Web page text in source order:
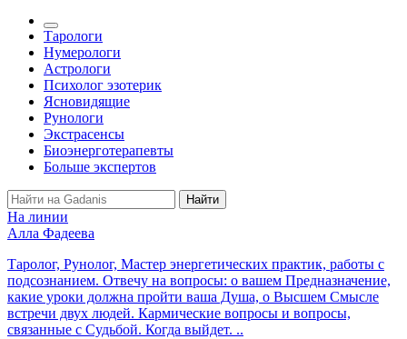
Тарологи
Нумерологи
Астрологи
Психолог эзотерик
Ясновидящие
Рунологи
Экстрасенсы
Биоэнерготерапевты
Больше экспертов
На линии
Алла Фадеева
Таролог, Рунолог, Мастер энергетических практик, работы с
подсознанием. Отвечу на вопросы: о вашем Предназначение,
какие уроки должна пройти ваша Душа, о Высшем Смысле
встречи двух людей. Кармические вопросы и вопросы,
связанные с Судьбой. Когда выйдет. ..